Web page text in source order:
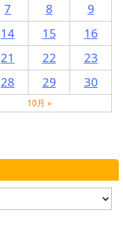
7 8
9
14 15
16
21 22
23
28 29 30
10月 »